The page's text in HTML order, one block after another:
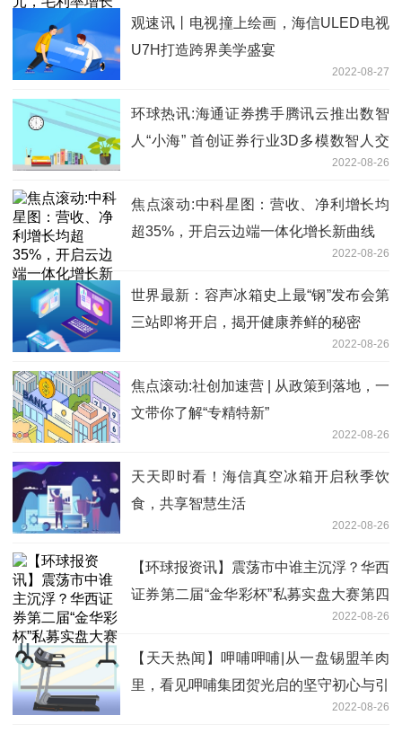
观速讯丨电视撞上绘画，海信ULED电视
U7H打造跨界美学盛宴
2022-08-27
环球热讯:海通证券携手腾讯云推出数智
人“小海” 首创证券行业3D多模数智人交
2022-08-26
焦点滚动:中科星图：营收、净利增长均
超35%，开启云边端一体化增长新曲线
2022-08-26
世界最新：容声冰箱史上最“钢”发布会第
三站即将开启，揭开健康养鲜的秘密
2022-08-26
焦点滚动:社创加速营 | 从政策到落地，一
文带你了解“专精特新”
2022-08-26
天天即时看！海信真空冰箱开启秋季饮
食，共享智慧生活
2022-08-26
【环球报资讯】震荡市中谁主沉浮？华西
证券第二届“金华彩杯”私募实盘大赛第四
2022-08-26
【天天热闻】呷哺呷哺|从一盘锡盟羊肉
里，看见呷哺集团贺光启的坚守初心与引
2022-08-26